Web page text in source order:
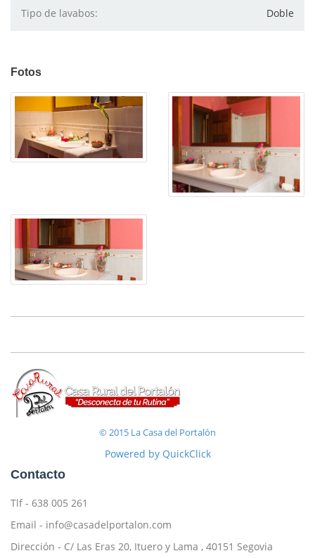
Tipo de lavabos: Doble
Fotos
© 2015 La Casa del Portalón
Powered by QuickClick
Contacto
Tlf - 638 005 261
Email - info@casadelportalon.com
Dirección - C/ Las Eras 20, Ituero y Lama , 40151 Segovia